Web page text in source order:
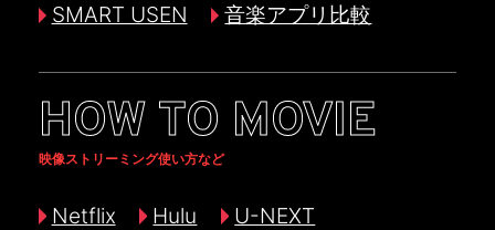
SMART USEN
音楽アプリ比較
HOW TO MOVIE
映像ストリーミング使い方など
Netflix Hulu
U-NEXT